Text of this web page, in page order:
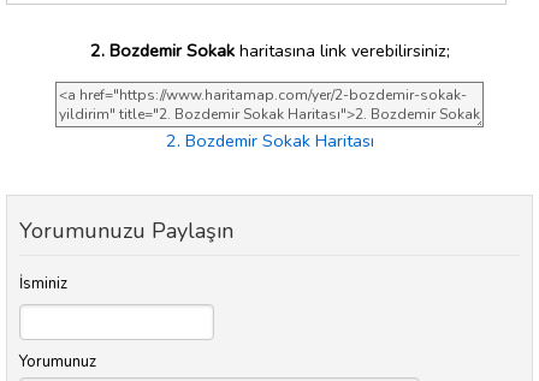
2. Bozdemir Sokakharitasına link verebilirsiniz;
2. Bozdemir Sokak Haritası
Yorumunuzu Paylaşın
İsminiz
Yorumunuz